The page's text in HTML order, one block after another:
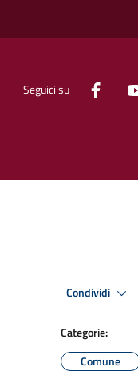
Seguici su
Condividi
Categorie:
Comune